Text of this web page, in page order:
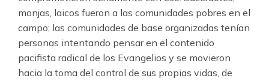
monjas, laicos fueron a las comunidades pobres en el
campo; las comunidades de base organizadas tenían
personas intentando pensar en el contenido
pacifista radical de los Evangelios y se movieron
hacia la toma del control de sus propias vidas, de